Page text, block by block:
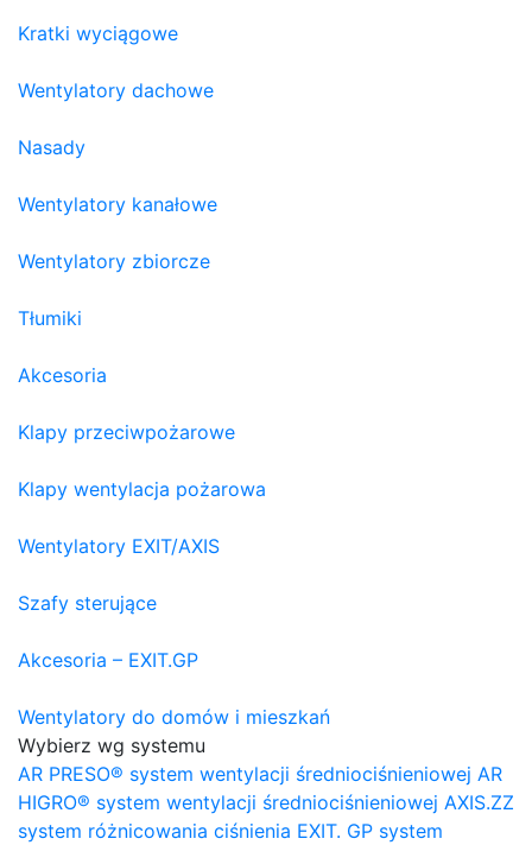
Kratki wyciągowe
Wentylatory dachowe
Nasady
Wentylatory kanałowe
Wentylatory zbiorcze
Tłumiki
Akcesoria
Klapy przeciwpożarowe
Klapy wentylacja pożarowa
Wentylatory EXIT/AXIS
Szafy sterujące
Akcesoria – EXIT.GP
Wentylatory do domów i mieszkań
Wybierz wg systemu
AR PRESO® system wentylacji średniociśnieniowej AR
HIGRO® system wentylacji średniociśnieniowej AXIS.ZZ
system różnicowania ciśnienia EXIT. GP system